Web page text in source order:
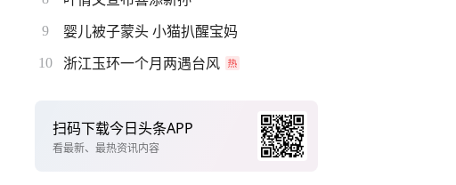
9 婴儿被子蒙头 小猫扒醒宝妈
10 浙江玉环一个月两遇台风
扫码下载今日头条APP
看最新、最热资讯内容